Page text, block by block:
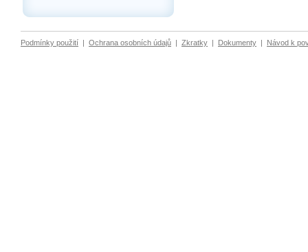
Podmínky použití | Ochrana osobních údajů | Zkratky | Dokumenty | Návod k